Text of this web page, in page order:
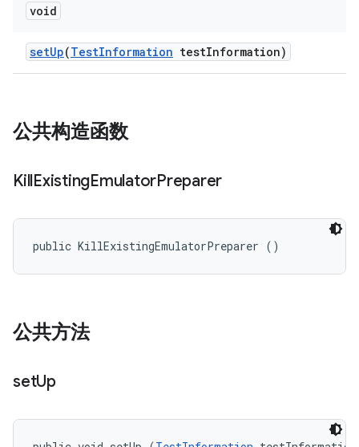
void
setUp(TestInformation testInformation)
公共构造函数
KillExistingEmulatorPreparer
public KillExistingEmulatorPreparer ()
公共方法
setUp